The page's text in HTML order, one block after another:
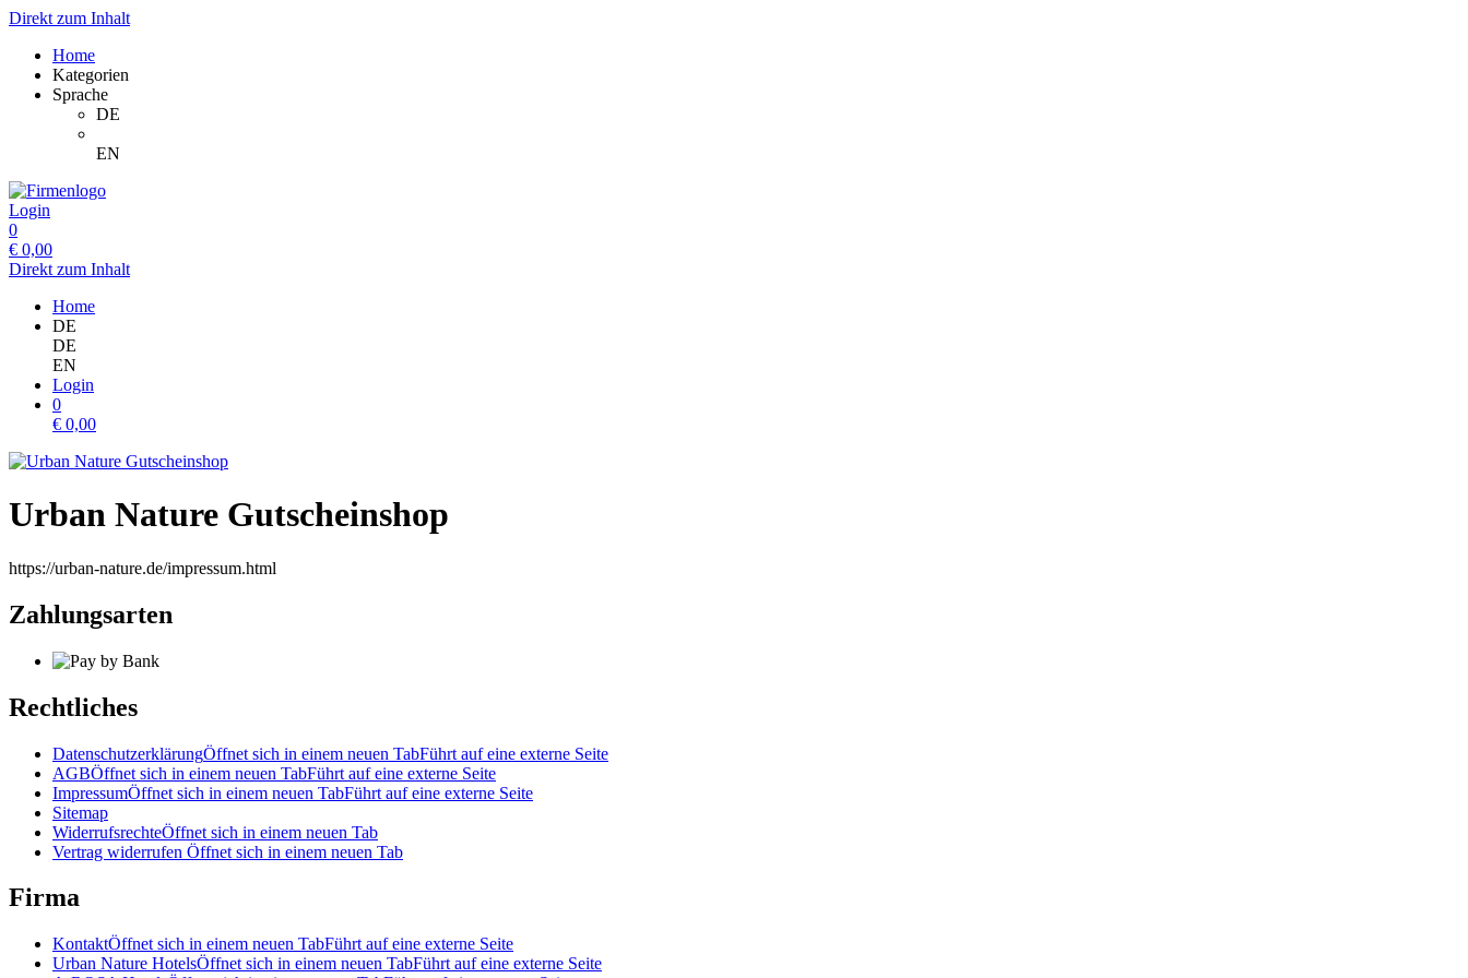
Direkt zum Inhalt
Home
Kategorien
Sprache
DE
EN
Login
0
€ 0,00
Direkt zum Inhalt
Home
DE
DE
EN
Login
0
€ 0,00
Urban Nature Gutscheinshop
https://urban-nature.de/impressum.html
Zahlungsarten
Rechtliches
DatenschutzerklärungÖffnet sich in einem neuen TabFührt auf eine externe Seite
AGBÖffnet sich in einem neuen TabFührt auf eine externe Seite
ImpressumÖffnet sich in einem neuen TabFührt auf eine externe Seite
Sitemap
WiderrufsrechteÖffnet sich in einem neuen Tab
Vertrag widerrufen Öffnet sich in einem neuen Tab
Firma
KontaktÖffnet sich in einem neuen TabFührt auf eine externe Seite
Urban Nature HotelsÖffnet sich in einem neuen TabFührt auf eine externe Seite